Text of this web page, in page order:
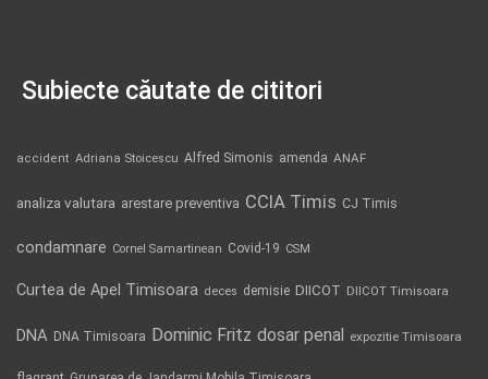
Subiecte căutate de cititori
accident Adriana Stoicescu Alfred Simonis amenda ANAF
analiza valutara arestare preventiva CCIA Timis CJ Timis
condamnare Cornel Samartinean Covid-19 CSM
Curtea de Apel Timisoara deces demisie DIICOT DIICOT Timisoara
DNA DNA Timisoara Dominic Fritz dosar penal expozitie Timisoara